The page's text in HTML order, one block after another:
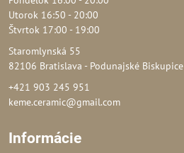
Utorok 16:50 - 20:00
Štvrtok 17:00 - 19:00
Staromlynská 55
82106 Bratislava - Podunajské Biskupice
+421 903 245 951
keme.ceramic@gmail.com
Informácie